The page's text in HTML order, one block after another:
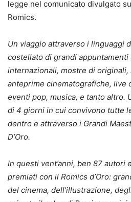
legge nel comunicato divulgato
Romics.
Un viaggio attraverso i linguaggi
costellato di grandi
internazionali, mostre di
anteprime cinematografiche, live
eventi pop, musica, e tanto altro.
di 4 giorni in cui convivono tutte
dentro e attraverso i Grandi
D’Oro.
In questi vent’anni, ben 87 autori
premiati con il Romics d’Oro:
del cinema, dell’illustrazione,